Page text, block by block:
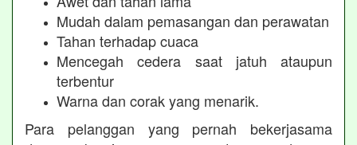
Mudah dalam pemasangan dan perawatan
Tahan terhadap cuaca
Mencegah cedera saat jatuh ataupun
terbentur
Warna dan corak yang menarik.
Para pelanggan yang pernah bekerjasama